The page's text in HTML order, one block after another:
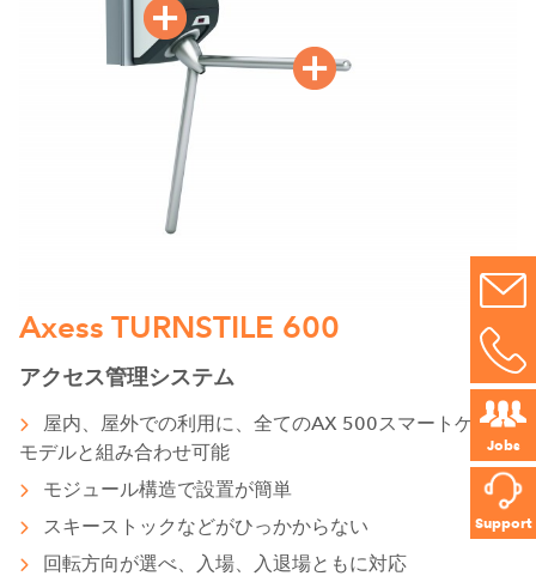
Jobs
Support
Axess TURNSTILE 600
アクセス管理システム
屋内、屋外での利用に、全てのAX 500スマートゲート
モデルと組み合わせ可能
モジュール構造で設置が簡単
スキーストックなどがひっかからない
回転方向が選べ、入場、入退場ともに対応